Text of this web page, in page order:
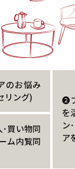
のお悩み
リング)
買い物同
ム内覧同
❷
を
ン
ア